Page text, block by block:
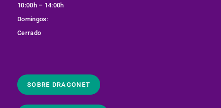
10:00h – 14:00h
Domingos:
Cerrado
SOBRE DRAGONET